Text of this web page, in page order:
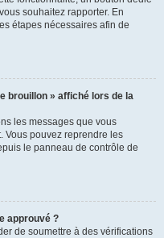
souhaitez rapporter. En
étapes nécessaires afin de
brouillon » affiché lors de la
les messages que vous
Vous pouvez reprendre les
le panneau de contrôle de
approuvé ?
de soumettre à des vérifications